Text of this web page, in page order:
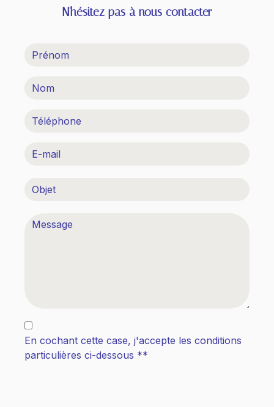
N'hésitez pas à nous contacter
En cochant cette case, j'accepte les conditions
particulières ci-dessous **